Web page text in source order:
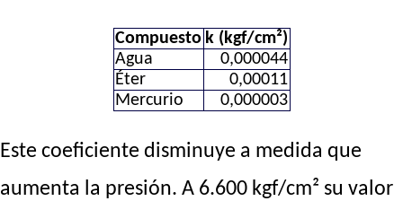
Compuesto k (kgf/cm²)
Agua
0,000044
Éter
0,00011
Mercurio
0,000003
Este coeficiente disminuye a medida que
aumenta la presión. A 6.600 kgf/cm² su valor